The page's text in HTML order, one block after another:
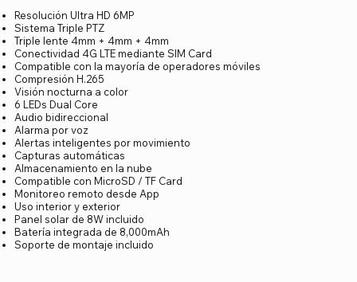
Resolución Ultra HD 6MP
Sistema Triple PTZ
Triple lente 4mm + 4mm + 4mm
Conectividad 4G LTE mediante SIM Card
Compatible con la mayoría de operadores móviles
Compresión H.265
Visión nocturna a color
6 LEDs Dual Core
Audio bidireccional
Alarma por voz
Alertas inteligentes por movimiento
Capturas automáticas
Almacenamiento en la nube
Compatible con MicroSD / TF Card
Monitoreo remoto desde App
Uso interior y exterior
Panel solar de 8W incluido
Batería integrada de 8,000mAh
Soporte de montaje incluido